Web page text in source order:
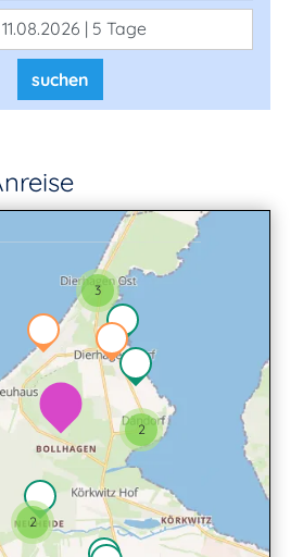
| 5 Tage
suchen
2
2
3